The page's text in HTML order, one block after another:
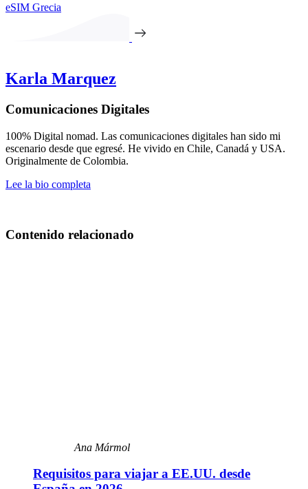
eSIM Grecia
Karla Marquez
Comunicaciones Digitales
100% Digital nomad. Las comunicaciones digitales han sido mi
escenario desde que egresé. He vivido en Chile, Canadá y USA.
Originalmente de Colombia.
Lee la bio completa
Contenido relacionado
Ana Mármol
Requisitos para viajar a EE.UU. desde